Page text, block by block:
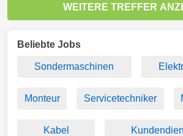
WEITERE TREFFER
Beliebte Jobs
Sondermaschinen
Monteur Servicetechniker
Kabel